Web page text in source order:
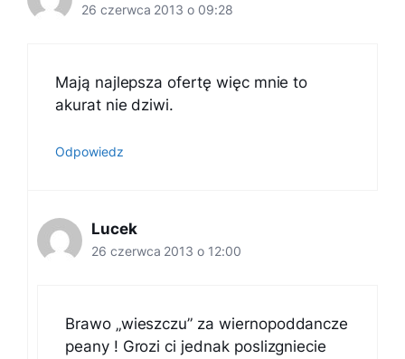
26 czerwca 2013 o 09:28
Mają najlepsza ofertę więc mnie to
akurat nie dziwi.
Odpowiedz
Lucek
26 czerwca 2013 o 12:00
Brawo „wieszczu” za wiernopoddancze
peany ! Grozi ci jednak poslizgniecie